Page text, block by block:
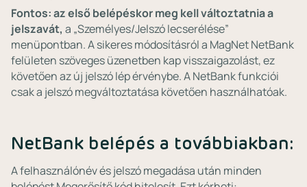
Fontos: az első belépéskor meg kell változtatnia a
jelszavát, a „Személyes/Jelszó lecserélése”
menüpontban. A sikeres módosításról a MagNet NetBank
felületen szöveges üzenetben kap visszaigazolást, ez
követően az új jelszó lép érvénybe. A NetBank funkciói
csak a jelszó megváltoztatása követően használhatóak.
NetBank belépés a továbbiakban:
A felhasználónév és jelszó megadása után minden